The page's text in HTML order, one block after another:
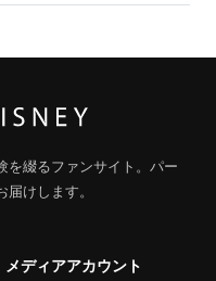
を綴るファンサイト。パー
けします。
メディアアカウント